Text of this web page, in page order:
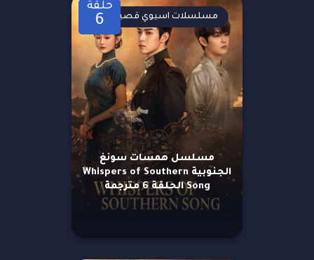
حلقة
6
مسلسل همسات سونغ
الجنوبية Whispers of Southern
Song الحلقة 6 مترجمة
مسلسلات اسيوي قصيرة